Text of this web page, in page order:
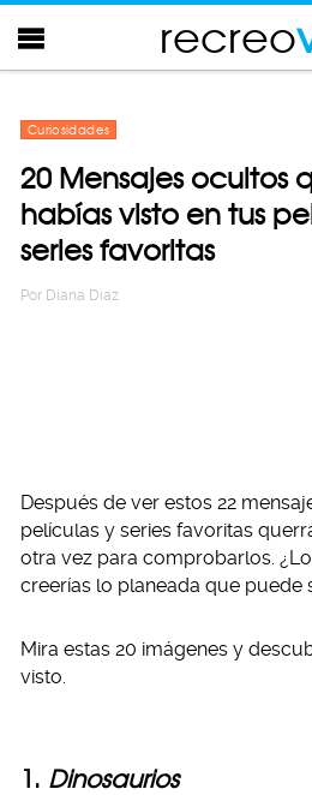
recreo
Curiosidades
20 Mensajes ocultos
habías visto en tus
series favoritas
Por Diana Diaz
Después de ver estos 22
películas y series favoritas
otra vez para comprobarlos.
creerías lo planeada que puede
Mira estas 20 imágenes y
visto.
1. Dinosaurios